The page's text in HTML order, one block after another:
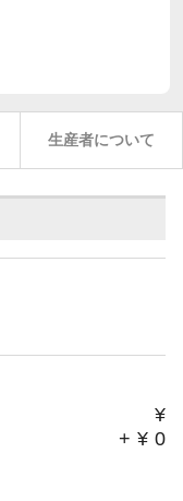
生産者について
¥
+ ¥ 0